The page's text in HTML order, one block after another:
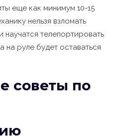
еще как минимум 10-15
нельзя взломать
телепортировать
на руле будет оставаться
советы по